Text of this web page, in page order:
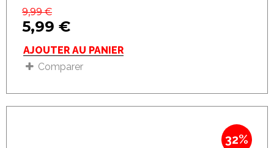
9,99€
5,99 €
AJOUTER AU PANIER
Comparer
32%